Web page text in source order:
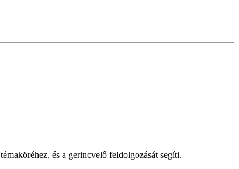
és a gerincvelő feldolgozását segíti.